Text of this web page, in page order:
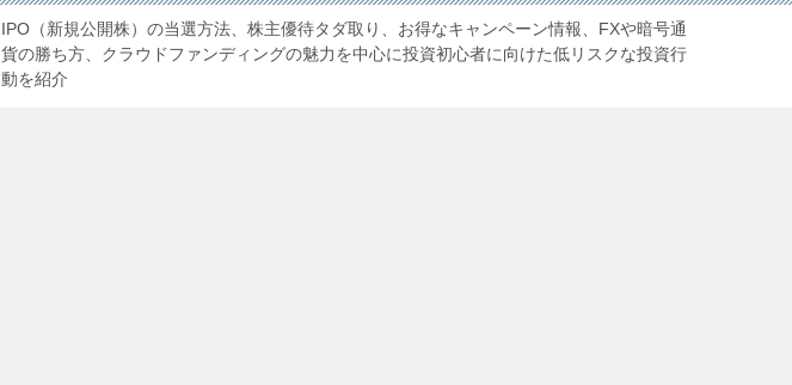
IPO（新規公開株）の当選方法、株主優待タダ取り、お得なキャンペーン情報、FXや暗号通
貨の勝ち方、クラウドファンディングの魅力を中心に投資初心者に向けた低リスクな投資行
動を紹介